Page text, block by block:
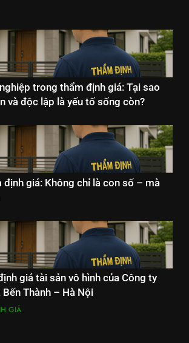
trong thẩm định giá: Tại sao
và độc lập là yếu tố sống còn?
định giá: Không chỉ là con số – mà
giá tài sản vô hình của Công ty
Thành – Hà Nội
GIÁ